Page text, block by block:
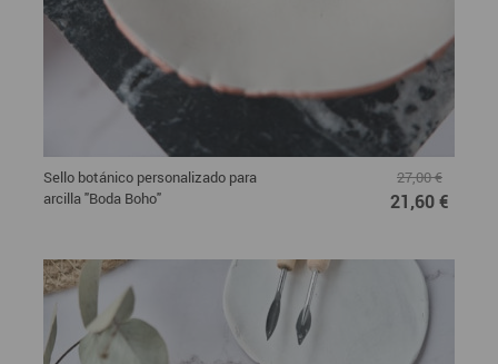
Sello botánico personalizado para
arcilla "Boda Boho"
27,00 €
21,60 €